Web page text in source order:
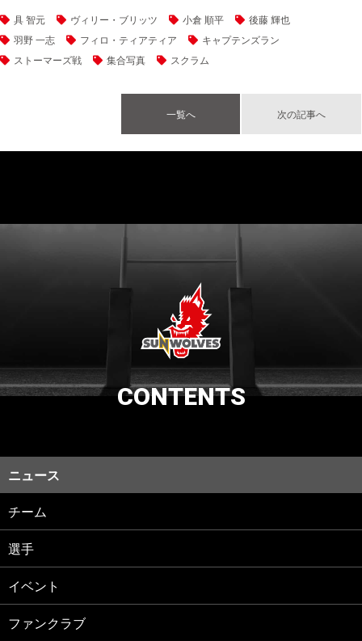
具 智元 ヴィリー・ブリッツ 小倉 順平
後藤 輝也
羽野 一志
フィロ・ティアティア
キャプテンズラン
ストーマーズ戦
集合写真 スクラム
一覧へ 次の記事へ
CONTENTS
ニュース
チーム
選手
イベント
ファンクラブ